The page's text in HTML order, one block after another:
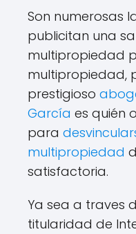
Son numerosas
publicitan una
multipropiedad
multipropiedad,
prestigioso
García es quién
para
multipropiedad
satisfactoria.
Ya sea a traves
titularidad de